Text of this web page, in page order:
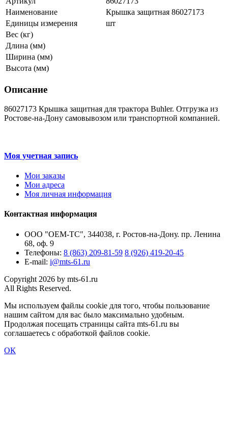
Наименование
Крышка защитная 86027173
Единицы измерения
шт
Вес (кг)
Длина (мм)
Ширина (мм)
Высота (мм)
Описание
86027173 Крышка защитная для трактора Buhler. Отгрузка из
Ростове-на-Дону самовывозом или транспортной компанией.
Моя учетная запись
Мои заказы
Мои адреса
Моя личная информация
Контактная информация
ООО "ОЕМ-ТС", 344038, г. Ростов-на-Дону. пр. Ленина
68, оф. 9
Телефоны: 8 (863) 209-81-59 8 (926) 419-20-45
E-mail: i@mts-61.ru
Copyright 2026 by mts-61.ru
All Rights Reserved.
Мы используем файлы cookie для того, чтобы пользование
нашим сайтом для вас было максимально удобным.
Продолжая посещать страницы сайта mts-61.ru вы
соглашаетесь с обработкой файлов cookie.
ОК